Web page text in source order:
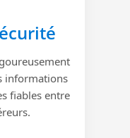
informations
fiables entre